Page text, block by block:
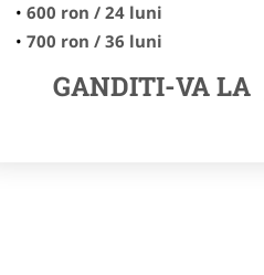
600 ron / 24 luni
700 ron / 36 luni
GANDITI-VA LA